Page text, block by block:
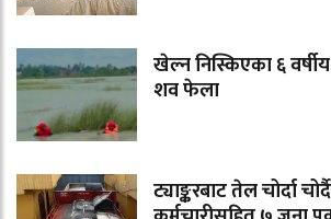
खेल्न निस्किएका ६
शव फेला
ट्याङ्करबाट तेल चोर्दा